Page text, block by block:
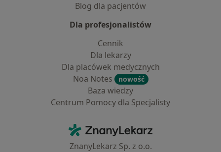
Blog dla pacjentów
Dla profesjonalistów
Cennik
Dla lekarzy
Dla placówek medycznych
Noa Notes
nowość
Baza wiedzy
Centrum Pomocy dla Specjalisty
ZnanyLekarz - Strona główna
ZnanyLekarz Sp. z o.o.